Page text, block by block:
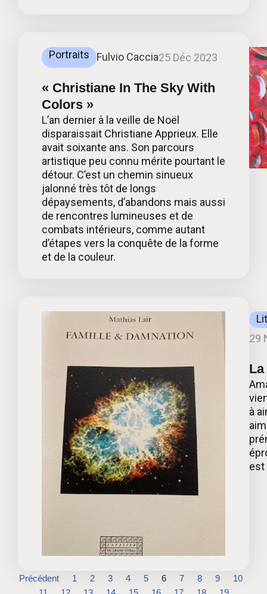
Portraits Fulvio Caccia25 Déc 2023
« Christiane In The Sky With
Colors »
L’an dernier à la veille de Noël
disparaissait Christiane Apprieux. Elle
avait soixante ans. Son parcours
artistique peu connu mérite pourtant le
détour. C’est un chemin sinueux
jalonné très tôt de longs
dépaysements, d’abandons mais aussi
de rencontres lumineuses et de
combats intérieurs, comme autant
d’étapes vers la conquête de la forme
et de la couleur.
29
à
est
Précédent 1 2 3 4 5 6 7 8 9
10